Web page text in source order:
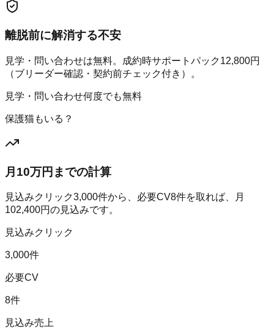
離脱前に解消する不安
見学・問い合わせは無料。成約時サポートパック12,800円
（ブリーダー確認・契約前チェック付き）。
見学・問い合わせ何度でも無料
保護猫もいる？
月10万円までの計算
見込みクリック3,000件から、必要CV8件を取れば、月
102,400円の見込みです。
見込みクリック
3,000件
必要CV
8件
見込み売上